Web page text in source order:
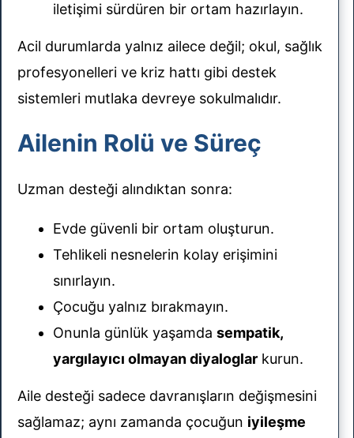
iletişimi sürdüren bir ortam hazırlayın.
Acil durumlarda yalnız ailece değil; okul, sağlık
profesyonelleri ve kriz hattı gibi destek
sistemleri mutlaka devreye sokulmalıdır.
Ailenin Rolü ve Süreç
Uzman desteği alındıktan sonra:
Evde güvenli bir ortam oluşturun.
Tehlikeli nesnelerin kolay erişimini
sınırlayın.
Çocuğu yalnız bırakmayın.
Onunla günlük yaşamda sempatik,
yargılayıcı olmayan diyaloglar kurun.
Aile desteği sadece davranışların değişmesini
sağlamaz; aynı zamanda çocuğun iyileşme